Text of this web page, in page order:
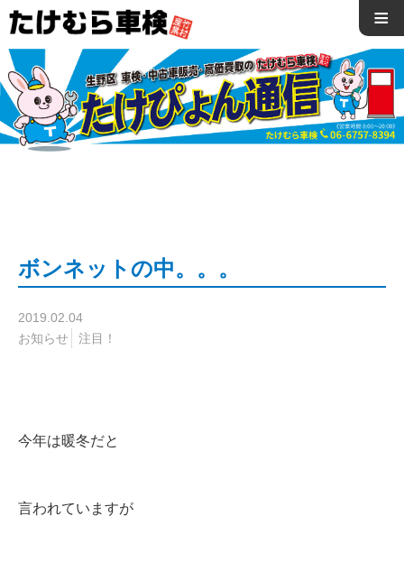
≡
ボンネットの中。。。
2019.02.04
お知らせ
注目！
今年は暖冬だと
言われていますが